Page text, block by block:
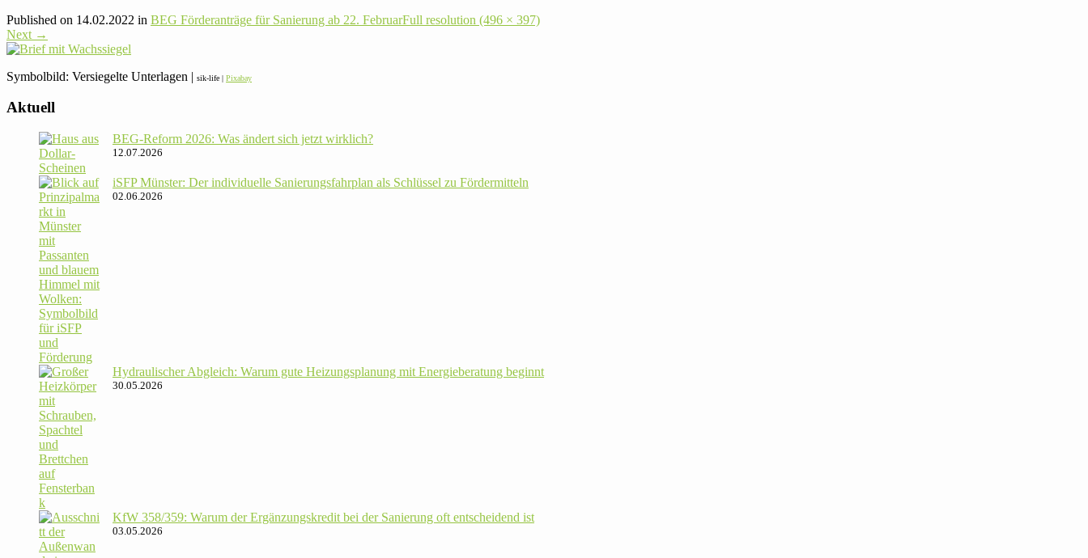
Published on 14.02.2022 in BEG För­der­an­träge für Sanie­rung ab 22. FebruarFull resolution (496 × 397)
Next →
Sym­bol­bild: Ver­sie­gelte Unter­lagen | sik-life | Pixabay
Aktuell
BEG-Reform 2026: Was ändert sich jetzt wirklich?
12.07.2026
iSFP Münster: Der indi­vi­du­elle Sanie­rungs­fahr­plan als Schlüssel zu Fördermitteln
02.06.2026
Hydrau­li­scher Abgleich: Warum gute Hei­zungs­pla­nung mit Energie­beratung beginnt
30.05.2026
KfW 358/​359: Warum der Ergän­zungs­kredit bei der Sanie­rung oft ent­schei­dend ist
03.05.2026